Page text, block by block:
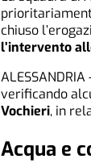
chiuso
l’intervento
verificando
Vochieri, in
Acqua e